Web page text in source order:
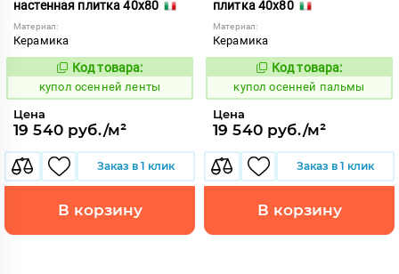
настенная плитка 40x80
Материал:
Керамика
852168
Код товара:
купол осенней ленты
Цена
19 540 руб./м²
Заказ в 1 клик
В корзину
плитка 40x80
Материал:
Керамика
852192
Код товара:
купол осенней пальмы
Цена
19 540 руб./м²
Заказ в 1 клик
В корзину